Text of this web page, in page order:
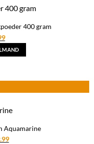
400 gram
Huidige
prijs
is:
Aquamarine
Huidige